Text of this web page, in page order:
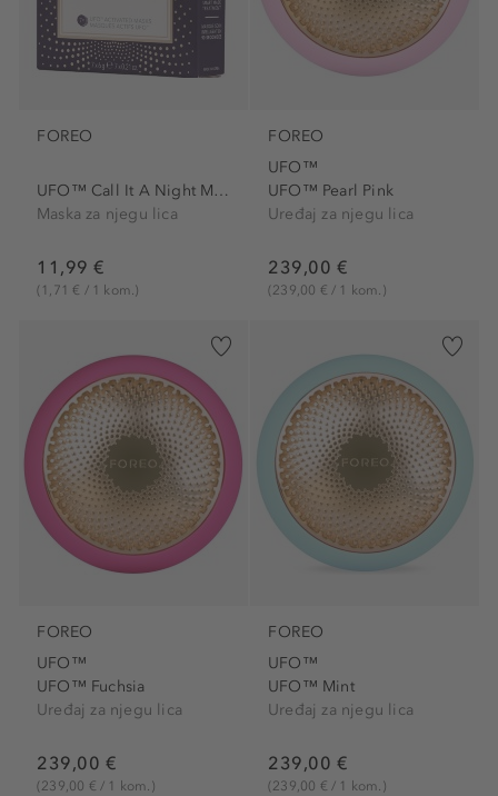
FOREO
UFO™ Call It A Night Masks
Maska za njegu lica
11,99 €
(1,71 € / 1 kom.)
FOREO
UFO™
UFO™ Pearl Pink
Uređaj za njegu lica
239,00 €
(239,00 € / 1 kom.)
FOREO
UFO™
UFO™ Fuchsia
Uređaj za njegu lica
239,00 €
(239,00 € / 1 kom.)
FOREO
UFO™
UFO™ Mint
Uređaj za njegu lica
239,00 €
(239,00 € / 1 kom.)